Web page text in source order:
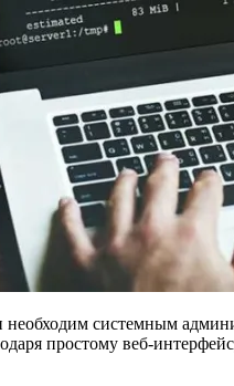
системным
простому веб-